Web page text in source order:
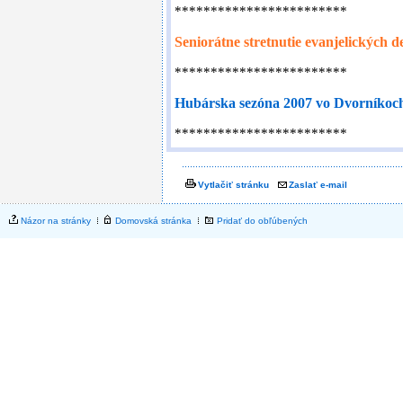
Vytlačiť stránku Zaslať e-mail
Názor na stránky Domovská stránka Pridať do obľúbených